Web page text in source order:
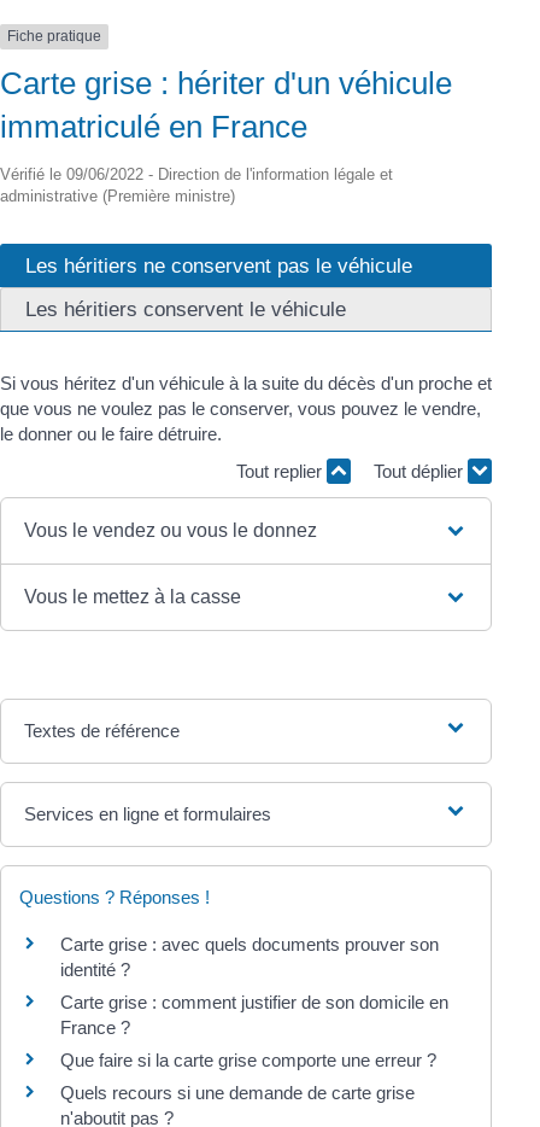
Fiche pratique
Carte grise : hériter d'un véhicule
immatriculé en France
Vérifié le 09/06/2022 - Direction de l'information légale et
administrative (Première ministre)
Les héritiers ne conservent pas le véhicule
Les héritiers conservent le véhicule
Si vous héritez d'un véhicule à la suite du décès d'un proche et
que vous ne voulez pas le conserver, vous pouvez le vendre,
le donner ou le faire détruire.
Tout replier
Tout déplier
Vous le vendez ou vous le donnez
Vous le mettez à la casse
Textes de référence
Services en ligne et formulaires
Questions ? Réponses !
Carte grise : avec quels documents prouver son
identité ?
Carte grise : comment justifier de son domicile en
France ?
Que faire si la carte grise comporte une erreur ?
Quels recours si une demande de carte grise
n'aboutit pas ?